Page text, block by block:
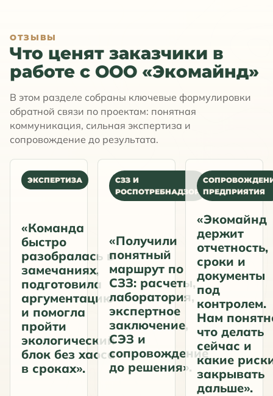
ОТЗЫВЫ
Что ценят заказчики в
работе с ООО «Экомайнд»
В этом разделе собраны ключевые формулировки
обратной связи по проектам: понятная
коммуникация, сильная экспертиза и
сопровождение до результата.
ЭКСПЕРТИЗА
«Команда
быстро
разобралась в
замечаниях,
подготовила
аргументацию
и помогла
пройти
экологический
блок без хаоса
в сроках».
СЗЗ И
РОСПОТРЕБНАДЗОР
«Получили
понятный
маршрут по
СЗЗ: расчеты,
лаборатория,
экспертное
заключение,
СЭЗ и
сопровождение
до решения».
ПРЕДПРИЯТИЯ
«Экомайнд
держит
отчетность,
сроки и
документы
под
контролем.
Нам
что делать
сейчас и
какие
закрывать
дальше».